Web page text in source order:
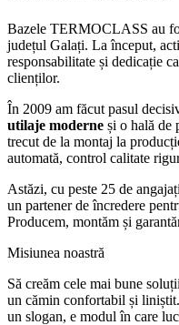
Bazele TERMOCLASS au
județul Galați. La început,
responsabilitate și dedicație
clienților.
În 2009 am făcut pasul
utilaje moderne și o hală de
trecut de la montaj la
automată, control calitate
Astăzi, cu peste 25 de
un partener de încredere
Producem, montăm și
Misiunea noastră
Să creăm cele mai bune
un cămin confortabil și liniștit.
un slogan, e modul în care